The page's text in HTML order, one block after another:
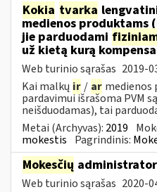
Kokia tvarka
medienos
jie parduodami
už kietą kurą
Web turinio sąrašas 2019-
Kai malkų ir / ar medienos
pardavimui išrašoma PVM
neišduodamas), tai
Metai (Archyvas): 2019
mokestis Pagrindinis:
Mokesčių
Web turinio sąrašas 2020-